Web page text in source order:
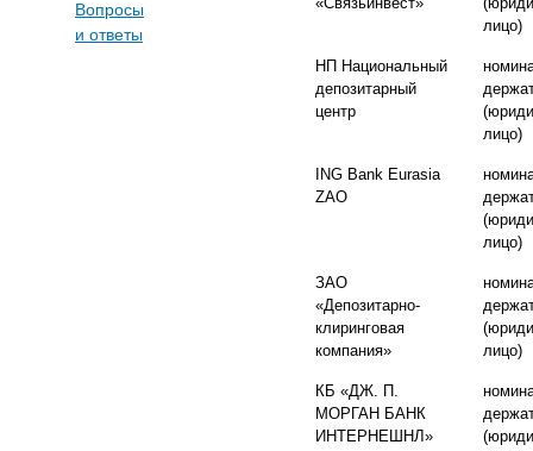
Вопросы
и ответы
лицо)
НП Национальный
депозитарный
центр
лицо)
ING Bank Eurasia
ZAO
лицо)
ЗАО
«Депозитарно-
клиринговая
компания»
лицо)
КБ «ДЖ. П.
МОРГАН БАНК
ИНТЕРНЕШНЛ»